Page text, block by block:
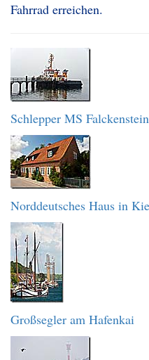
Fahrrad erreichen.
Schlepper MS
Norddeutsches Haus in
Großsegler am Hafenkai